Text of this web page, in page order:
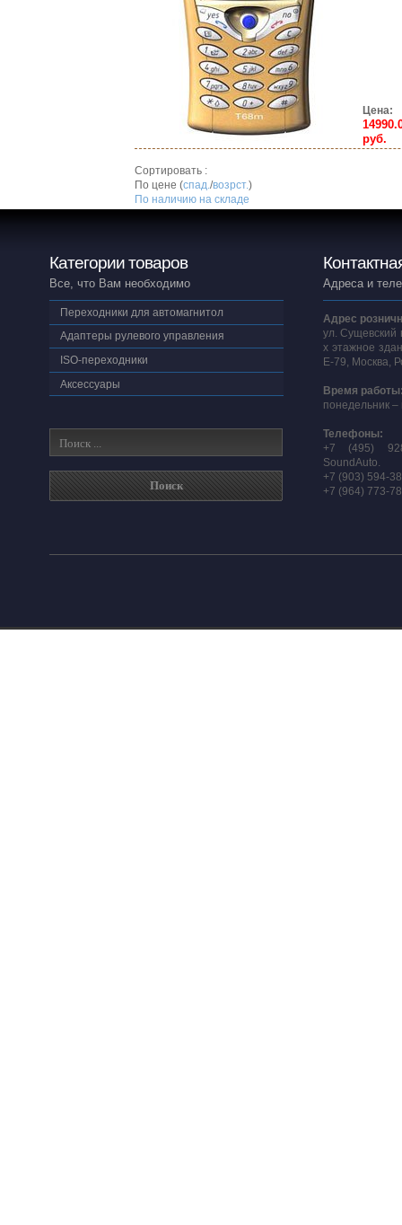
Цена:
руб.
Сортировать :
По цене (спад./возрст.)
По наличию на складе
Категории товаров
Все, что Вам необходимо
Переходники для автомагнитол
Адаптеры рулевого управления
ISO-переходники
Аксессуары
Адреса и
Адрес
ул. Сущевский
х этажное
E-79, Москва,
Время
понедельник –
Телефоны:
+7 (495)
SoundAuto.
+7 (903) 594-
+7 (964) 773-